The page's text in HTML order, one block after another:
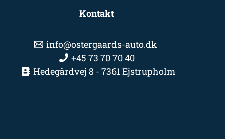
Kontakt
info@ostergaards-auto.dk
+45 73 70 70 40
Hedegårdvej 8 - 7361 Ejstrupholm